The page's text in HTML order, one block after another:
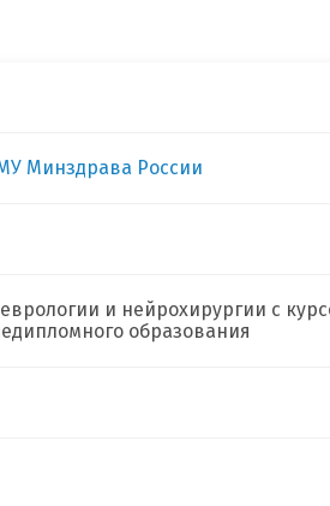
Минздрава России
и нейрохирургии с
образования